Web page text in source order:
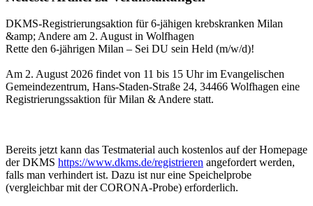
DKMS-Registrierungsaktion für 6-jähigen krebskranken Milan
&amp; Andere am 2. August in Wolfhagen
Rette den 6-jährigen Milan – Sei DU sein Held (m/w/d)!
Am 2. August 2026 findet von 11 bis 15 Uhr im Evangelischen
Gemeindezentrum, Hans-Staden-Straße 24, 34466 Wolfhagen eine
Registrierungssaktion für Milan & Andere statt.
Bereits jetzt kann das Testmaterial auch kostenlos auf der Homepage
der DKMS https://www.dkms.de/registrieren angefordert werden,
falls man verhindert ist. Dazu ist nur eine Speichelprobe
(vergleichbar mit der CORONA-Probe) erforderlich.